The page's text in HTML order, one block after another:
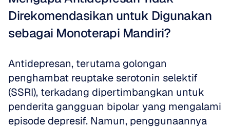
Direkomendasikan untuk Digunakan
sebagai Monoterapi Mandiri?
Antidepresan, terutama golongan
penghambat reuptake serotonin selektif
(SSRI), terkadang dipertimbangkan untuk
penderita gangguan bipolar yang mengalami
episode depresif. Namun, penggunaannya